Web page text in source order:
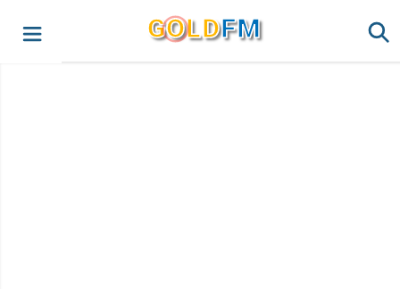
GOLDFM